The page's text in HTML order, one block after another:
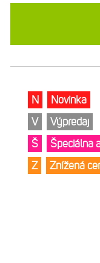
N
Novinka
V
Výpredaj
Š
Špeciálna
Z
Znížená